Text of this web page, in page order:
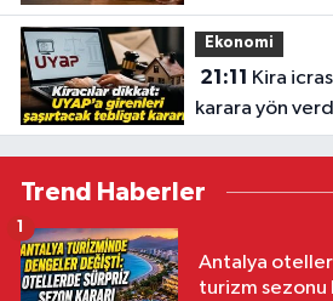
Ekonomi
21:11
karara yön
Trend Haberler
Antalya
turizm sezonu
1